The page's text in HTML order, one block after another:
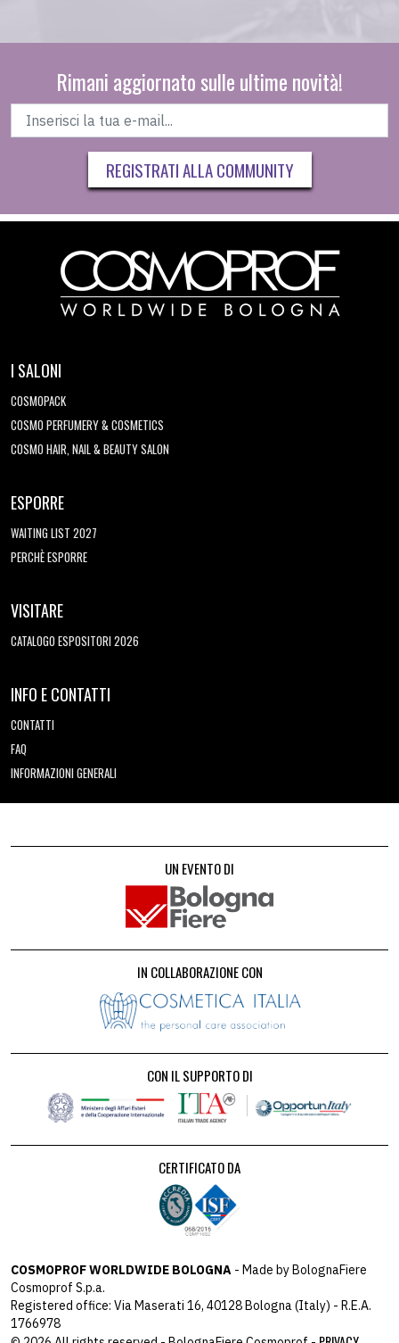
Rimani aggiornato sulle ultime novità!
REGISTRATI ALLA COMMUNITY
I SALONI
COSMOPACK
COSMO PERFUMERY & COSMETICS
COSMO HAIR, NAIL & BEAUTY SALON
ESPORRE
WAITING LIST 2027
PERCHÈ ESPORRE
VISITARE
CATALOGO ESPOSITORI 2026
INFO E CONTATTI
CONTATTI
FAQ
INFORMAZIONI GENERALI
UN EVENTO DI
IN COLLABORAZIONE CON
CON IL SUPPORTO DI
CERTIFICATO DA
COSMOPROF WORLDWIDE BOLOGNA - Made by BolognaFiere
Cosmoprof S.p.a.
Registered office: Via Maserati 16, 40128 Bologna (Italy) - R.E.A.
1766978